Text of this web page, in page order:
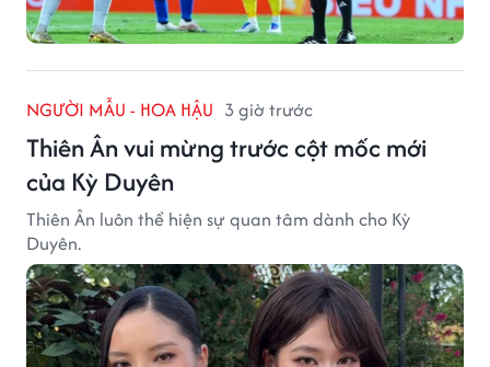
NGƯỜI MẪU - HOA HẬU 3 giờ trước
Thiên Ân vui mừng trước cột mốc mới
của Kỳ Duyên
Thiên Ân luôn thể hiện sự quan tâm dành cho Kỳ
Duyên.